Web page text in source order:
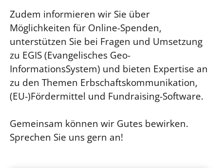
Zudem informieren wir Sie über
Möglichkeiten für Online-Spenden,
unterstützen Sie bei Fragen und Umsetzung
zu EGIS (Evangelisches Geo-
InformationsSystem) und bieten Expertise an
zu den Themen Erbschaftskommunikation,
(EU-)Fördermittel und Fundraising-Software.
Gemeinsam können wir Gutes bewirken.
Sprechen Sie uns gern an!